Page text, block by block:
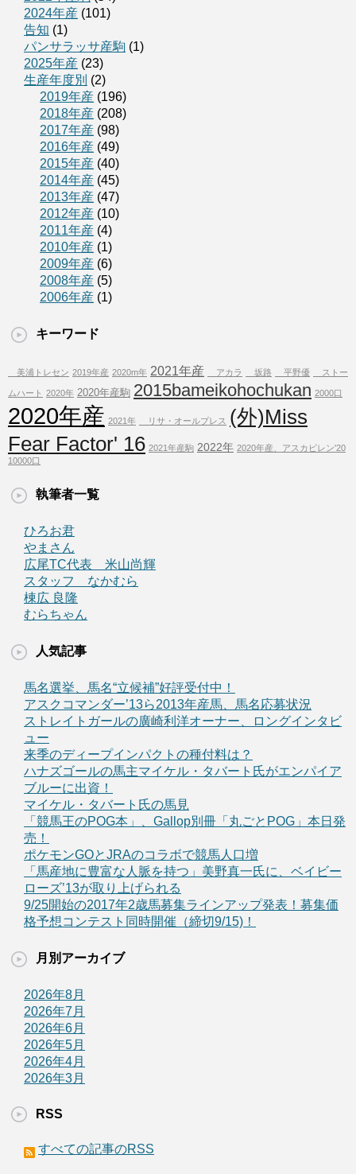
2024年産 (101)
告知 (1)
パンサラッサ産駒 (1)
2025年産 (23)
生産年度別 (2)
2019年産 (196)
2018年産 (208)
2017年産 (98)
2016年産 (49)
2015年産 (40)
2014年産 (45)
2013年産 (47)
2012年産 (10)
2011年産 (4)
2010年産 (1)
2009年産 (6)
2008年産 (5)
2006年産 (1)
キーワード
美浦トレセン 2019年産 2020m年 2021年産 アカラ 坂路 平野優 ストー
ムハート 2020年 2020年産駒 2015bameikohochukan 2000口
2020年産 2021年 リサ・オールプレス (外)Miss
Fear Factor' 16 2021年産駒 2022年 2020年産、アスカビレン'20
10000口
執筆者一覧
ひろお君
やまさん
広尾TC代表 米山尚輝
スタッフ なかむら
棟広 良隆
むらちゃん
人気記事
馬名選挙、馬名“立候補”好評受付中！
アスクコマンダー’13ら2013年産馬、馬名応募状況
ストレイトガールの廣崎利洋オーナー、ロングインタビ
ュー
来季のディープインパクトの種付料は？
ハナズゴールの馬主マイケル・タバート氏がエンパイア
ブルーに出資！
マイケル・タバート氏の馬見
「競馬王のPOG本」、Gallop別冊「丸ごとPOG」本日発
売！
ポケモンGOとJRAのコラボで競馬人口増
「馬産地に豊富な人脈を持つ」美野真一氏に、ベイビー
ローズ’13が取り上げられる
9/25開始の2017年2歳馬募集ラインアップ発表！募集価
格予想コンテスト同時開催（締切9/15)！
月別アーカイブ
2026年8月
2026年7月
2026年6月
2026年5月
2026年4月
2026年3月
RSS
すべての記事のRSS